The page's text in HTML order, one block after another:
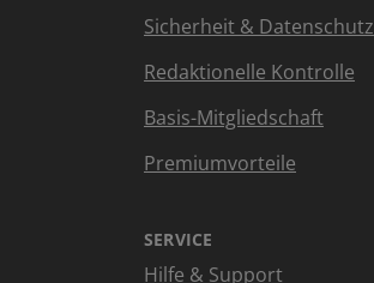
Sicherheit & Datenschutz
Redaktionelle Kontrolle
Basis-Mitgliedschaft
Premiumvorteile
SERVICE
Hilfe & Support